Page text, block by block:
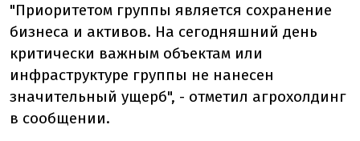
"Приоритетом группы является сохранение
бизнеса и активов. На сегодняшний день
критически важным объектам или
инфраструктуре группы не нанесен
значительный ущерб", - отметил агрохолдинг
в сообщении.